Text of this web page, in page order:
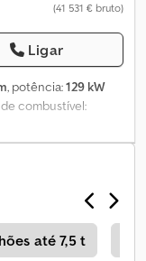
(41 531 € bruto)
Ligar
, potência:129 kW
combustível:
de lugares:7,
2 350
ABS,
programa
com 4 portas,
até 7,5 t